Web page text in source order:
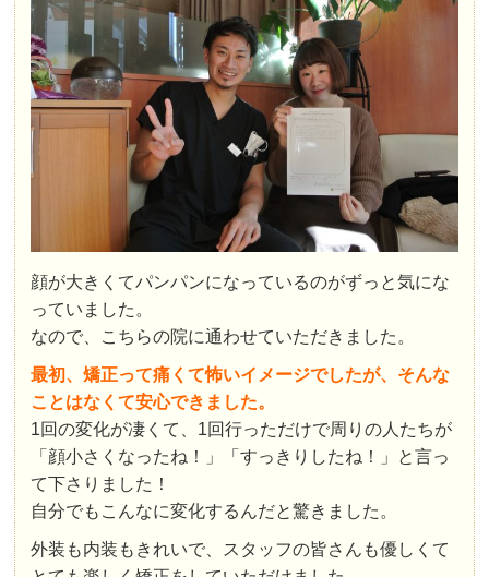
顔が大きくてパンパンになっているのがずっと気にな
っていました。
なので、こちらの院に通わせていただきました。
最初、矯正って痛くて怖いイメージでしたが、そんな
ことはなくて安心できました。
1回の変化が凄くて、1回行っただけで周りの人たちが
「顔小さくなったね！」「すっきりしたね！」と言っ
て下さりました！
自分でもこんなに変化するんだと驚きました。
外装も内装もきれいで、スタッフの皆さんも優しくて